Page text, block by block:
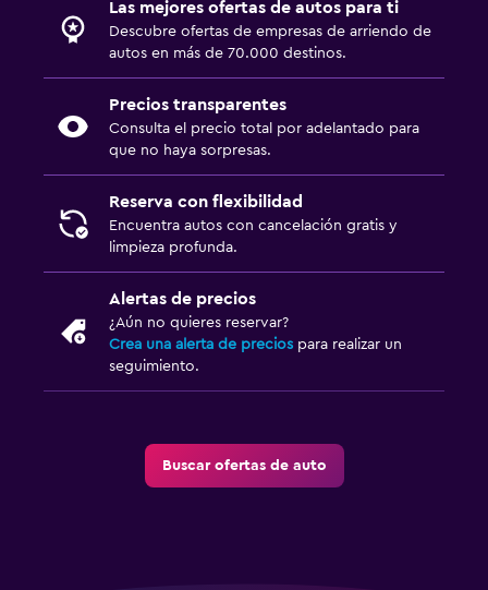
Las mejores ofertas de autos para ti
Descubre ofertas de empresas de arriendo de
autos en más de 70.000 destinos.
Precios transparentes
Consulta el precio total por adelantado para
que no haya sorpresas.
Reserva con flexibilidad
Encuentra autos con cancelación gratis y
limpieza profunda.
Alertas de precios
¿Aún no quieres reservar?
Crea una alerta de precios para realizar un
seguimiento.
Buscar ofertas de auto